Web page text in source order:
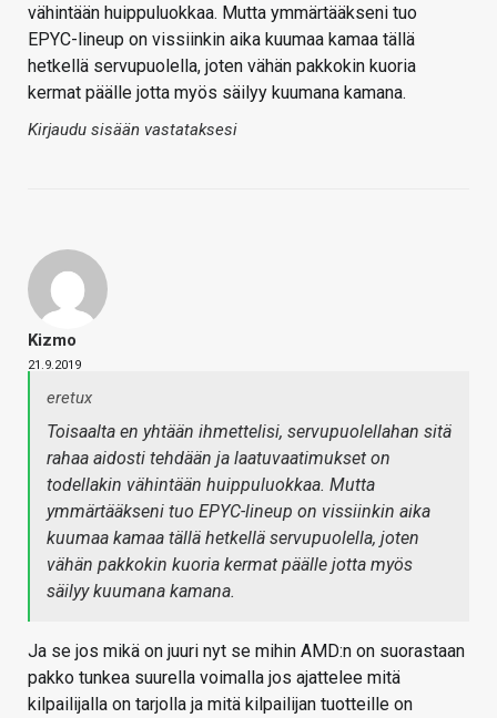
vähintään huippuluokkaa. Mutta ymmärtääkseni tuo
EPYC-lineup on vissiinkin aika kuumaa kamaa tällä
hetkellä servupuolella, joten vähän pakkokin kuoria
kermat päälle jotta myös säilyy kuumana kamana.
Kirjaudu sisään vastataksesi
Kizmo
21.9.2019
eretux
Toisaalta en yhtään ihmettelisi, servupuolellahan sitä
rahaa aidosti tehdään ja laatuvaatimukset on
todellakin vähintään huippuluokkaa. Mutta
ymmärtääkseni tuo EPYC-lineup on vissiinkin aika
kuumaa kamaa tällä hetkellä servupuolella, joten
vähän pakkokin kuoria kermat päälle jotta myös
säilyy kuumana kamana.
Ja se jos mikä on juuri nyt se mihin AMD:n on suorastaan
pakko tunkea suurella voimalla jos ajattelee mitä
kilpailijalla on tarjolla ja mitä kilpailijan tuotteille on